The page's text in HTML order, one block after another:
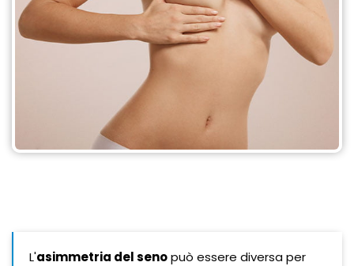
L'asimmetria del senopuò essere diversa per